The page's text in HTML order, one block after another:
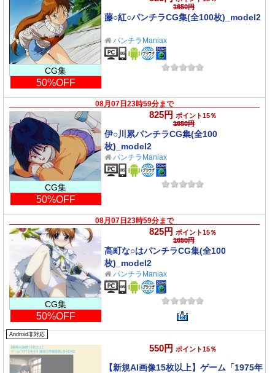
CG集
50%OFF
1650円
藤○紅○パンチラCG集(全100枚)_model2
パンチラManiax
08月07日23時59分まで
CG集
50%OFF
825円 ポイント15％
1650円
伊○川累パンチラCG集(全100
枚)_model2
パンチラManiax
08月07日23時59分まで
CG集
50%OFF
825円 ポイント15％
1650円
高町な○はパンチラCG集(全100
枚)_model2
パンチラManiax
Android非対応
550円 ポイント15％
【新規AI画像15枚以上】ゲーム「1975年